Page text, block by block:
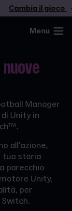
Cambia il gioco –
Menu
nuove
Manager
Unity in
all'azione,
tua storia
parecchio
Unity,
per